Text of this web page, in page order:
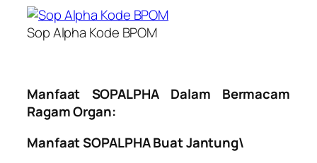
Sop Alpha Kode BPOM
Manfaat SOPALPHA Dalam Bermacam
Ragam Organ:
Manfaat SOPALPHA Buat Jantung\